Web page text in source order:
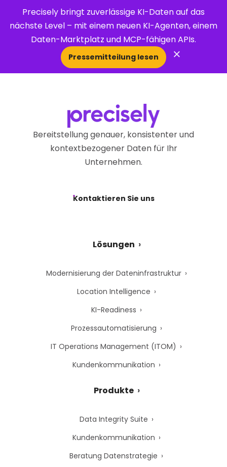
Precisely bringt zuverlässige KI-Daten auf das
nächste Level – mit einem neuen KI-Agenten, einem
Daten-Marktplatz und MCP-fähigen APIs.
Pressemitteilung lesen ×
Bereitstellung genauer, konsistenter und
kontextbezogener Daten für Ihr
Unternehmen.
Kontaktieren Sie uns
Lösungen
Modernisierung der Dateninfrastruktur
Location Intelligence
KI-Readiness
Prozessautomatisierung
IT Operations Management (ITOM)
Kundenkommunikation
Produkte
Data Integrity Suite
Kundenkommunikation
Beratung Datenstrategie